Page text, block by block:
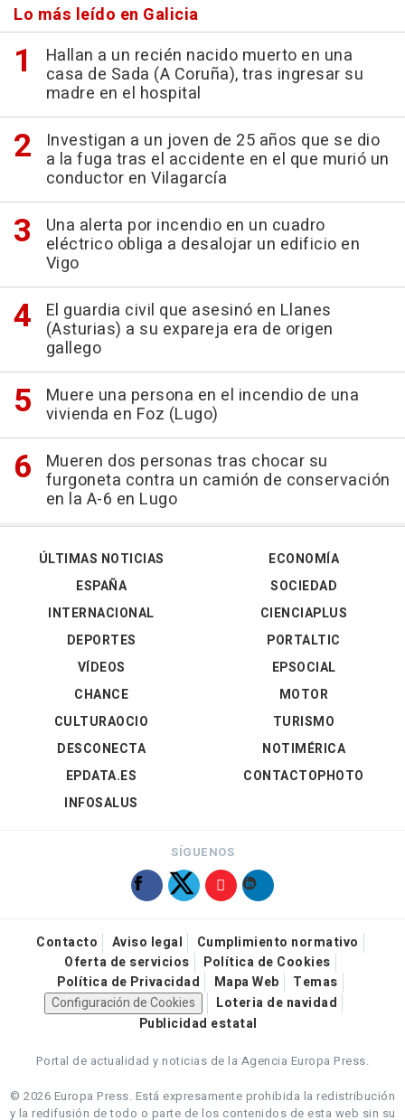
Lo más leído en Galicia
Hallan a un recién nacido muerto en una
casa de Sada (A Coruña), tras ingresar su
madre en el hospital
Investigan a un joven de 25 años que se dio
a la fuga tras el accidente en el que murió un
conductor en Vilagarcía
Una alerta por incendio en un cuadro
eléctrico obliga a desalojar un edificio en
Vigo
El guardia civil que asesinó en Llanes
(Asturias) a su expareja era de origen
gallego
Muere una persona en el incendio de una
vivienda en Foz (Lugo)
Mueren dos personas tras chocar su
furgoneta contra un camión de conservación
en la A-6 en Lugo
ÚLTIMAS NOTICIAS
ESPAÑA
INTERNACIONAL
DEPORTES
VÍDEOS
ECONOMÍA
SOCIEDAD
CIENCIAPLUS
PORTALTIC
EPSOCIAL
CHANCE
CULTURAOCIO
DESCONECTA
EPDATA.ES
INFOSALUS
MOTOR
TURISMO
NOTIMÉRICA
CONTACTOPHOTO
SÍGUENOS
Contacto Aviso legal
Cumplimiento normativo
Oferta de servicios
Política de Cookies
Política de Privacidad
Mapa Web
Temas
Configuración de Cookies
Loteria de navidad
Publicidad estatal
Portal de actualidad y noticias de la Agencia Europa Press.
© 2026 Europa Press. Está expresamente prohibida la redistribución
y la redifusión de todo o parte de los contenidos de esta web sin su